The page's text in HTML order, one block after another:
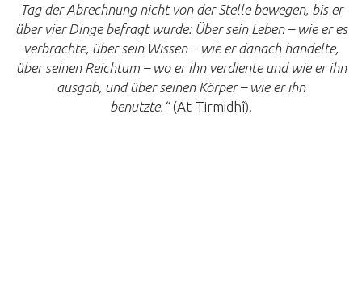
Tag der Abrechnung nicht von der Stelle bewegen, bis er
über vier Dinge befragt wurde: Über sein Leben – wie er es
verbrachte, über sein Wissen – wie er danach handelte,
über seinen Reichtum – wo er ihn verdiente und wie er ihn
ausgab, und über seinen Körper – wie er ihn
benutzte.“(At-Tirmidhî).